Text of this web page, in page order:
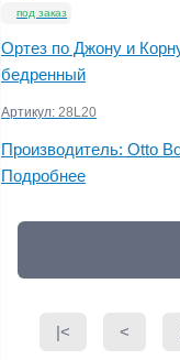
под заказ
Ортез по Джону и
бедренный
Артикул: 28L20
Производитель: Otto
Подробнее
|< <